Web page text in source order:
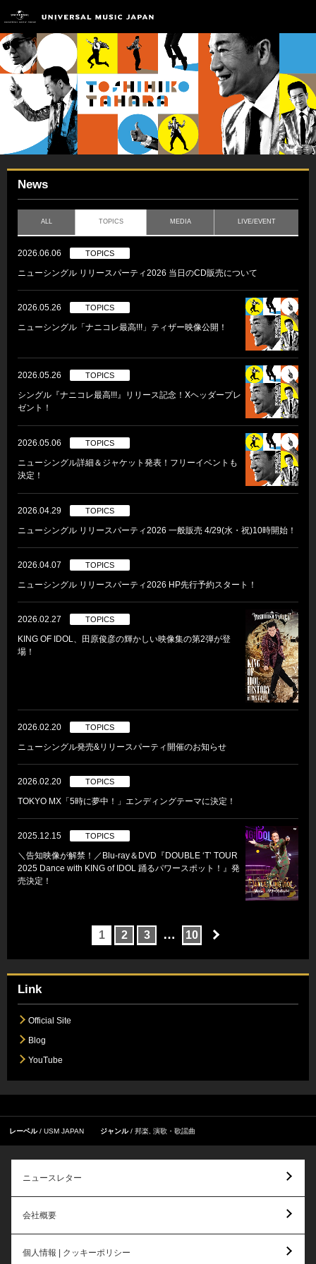
News
ALL TOPICS MEDIA LIVE/EVENT
2026.06.06 TOPICS
ニューシングル リリースパーティ2026 当日のCD販売について
2026.05.26 TOPICS
ニューシングル「ナニコレ最高!!!」ティザー映像公開！
2026.05.26 TOPICS
シングル『ナニコレ最高!!!』リリース記念！Xヘッダープレ
ゼント！
2026.05.06 TOPICS
ニューシングル詳細＆ジャケット発表！フリーイベントも
決定！
2026.04.29 TOPICS
ニューシングル リリースパーティ2026 一般販売 4/29(水・祝)10時開始！
2026.04.07 TOPICS
ニューシングル リリースパーティ2026 HP先行予約スタート！
2026.02.27 TOPICS
KING OF IDOL、田原俊彦の輝かしい映像集の第2弾が登
場！
2026.02.20 TOPICS
ニューシングル発売&リリースパーティ開催のお知らせ
2026.02.20 TOPICS
TOKYO MX「5時に夢中！」エンディングテーマに決定！
2025.12.15 TOPICS
＼告知映像が解禁！／Blu-ray＆DVD『DOUBLE ‘T’ TOUR
2025 Dance with KING of IDOL 踊るパワースポット！』発
売決定！
1 2 3 … 10
Link
Official Site
Blog
YouTube
レーベル USM JAPAN ジャンル 邦楽 演歌・歌謡曲
ニュースレター
会社概要
個人情報 | クッキーポリシー